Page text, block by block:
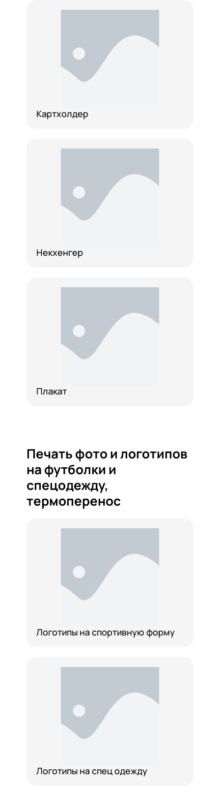
Картхолдер
Некхенгер
Плакат
Печать фото и логотипов
на футболки и
спецодежду,
термоперенос
Логотипы на спортивную форму
Логотипы на спец одежду